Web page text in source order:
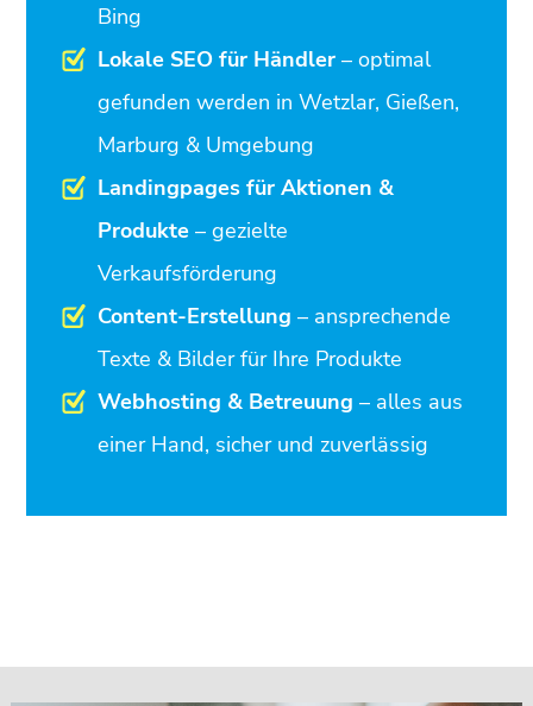
Bing
Lokale SEO für Händler – optimal
gefunden werden in Wetzlar, Gießen,
Marburg & Umgebung
Landingpages für Aktionen &
Produkte – gezielte
Verkaufsförderung
Content-Erstellung – ansprechende
Texte & Bilder für Ihre Produkte
Webhosting & Betreuung – alles aus
einer Hand, sicher und zuverlässig